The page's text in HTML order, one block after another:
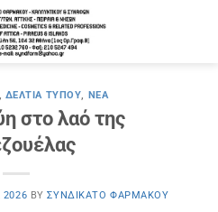
, ΔΕΛΤΊΑ ΤΎΠΟΥ, ΝΈΑ
στο λαό της
2026 BYΣΥΝΔΙΚΆΤΟ ΦΑΡΜΆΚΟΥ